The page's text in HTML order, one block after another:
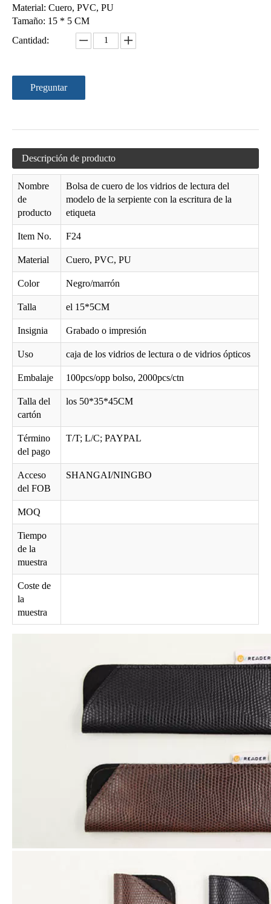
bolsa suave de los vidrios del microfiber con la impresión D112
Diseñar el bolso impreso del algodón para las gafas de sol con el resorte plano D99 Bolsa de los vidrios del resorte/bolso de cuero D97 del resorte
Material: Cuero, PVC, PU
Tamaño: 15 * 5 CM
Cantidad:
Preguntar
Descripción de producto
Nombre
de
producto
Bolsa de cuero de los vidrios de lectura del
modelo de la serpiente con la escritura de la
etiqueta
Item No. F24
Material Cuero, PVC, PU
Color Negro/marrón
Talla el 15*5CM
Insignia Grabado o impresión
Uso caja de los vidrios de lectura o de vidrios ópticos
Embalaje 100pcs/opp bolso, 2000pcs/ctn
Talla del
cartón
los 50*35*45CM
Término
del pago
T/T; L/C; PAYPAL
Acceso
del FOB
SHANGAI/NINGBO
MOQ
Tiempo
de la
muestra
Coste de
la
muestra